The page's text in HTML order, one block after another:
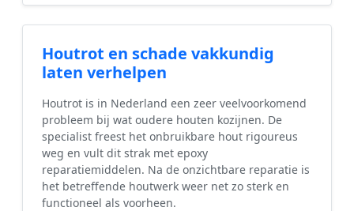
Houtrot en schade vakkundig
laten verhelpen
Houtrot is in Nederland een zeer veelvoorkomend
probleem bij wat oudere houten kozijnen. De
specialist freest het onbruikbare hout rigoureus
weg en vult dit strak met epoxy
reparatiemiddelen. Na de onzichtbare reparatie is
het betreffende houtwerk weer net zo sterk en
functioneel als voorheen.